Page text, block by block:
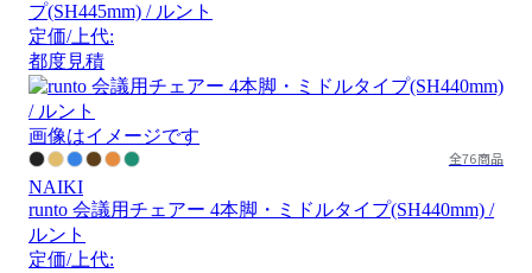
プ(SH445mm) / ルント
定価/上代:
都度見積
画像はイメージです
全76商品
NAIKI
runto 会議用チェアー 4本脚・ミドルタイプ(SH440mm) /
ルント
定価/上代: